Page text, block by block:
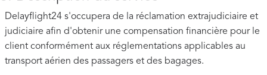
Delayflight24 s'occupera de la réclamation extrajudiciaire et
judiciaire afin d'obtenir une compensation financière pour le
client conformément aux réglementations applicables au
transport aérien des passagers et des bagages.